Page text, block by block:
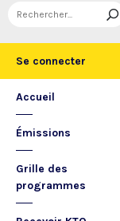
Se connecter
Accueil
Émissions
Grille des
programmes